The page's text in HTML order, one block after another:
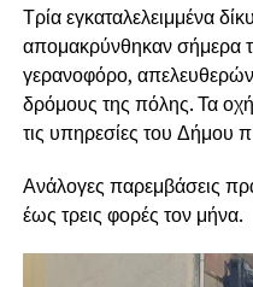
Τρία εγκαταλελειμμένα
απομακρύνθηκαν σήμερα
γερανοφόρο,
δρόμους της πόλης. Τα
τις υπηρεσίες του Δήμου
Ανάλογες παρεμβάσεις
έως τρεις φορές τον μήνα.